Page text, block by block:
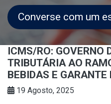
Converse com um
ICMS/RO: GOVERNO
TRIBUTÁRIA AO
BEBIDAS E GARANTE
19 Agosto, 2025